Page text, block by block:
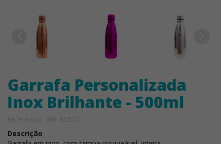
Garrafa Personalizada
Inox Brilhante - 500ml
Descrição